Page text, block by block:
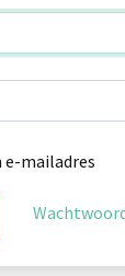
mailadres